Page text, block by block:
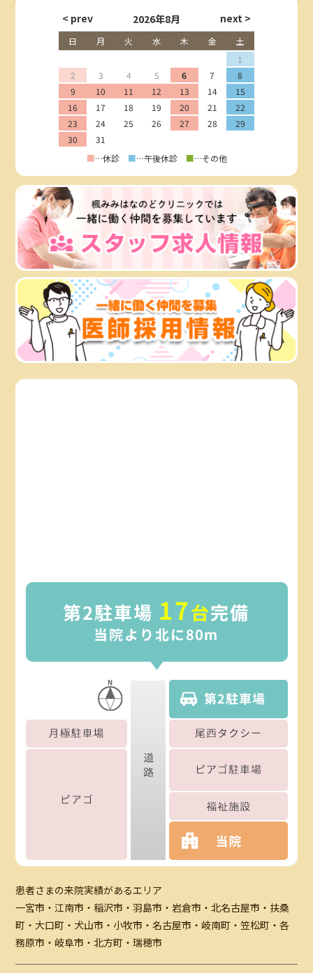
2026年8月
日 月 火 水 木 金
土
1
2
3 4 5 6 7
8
9
10 11 12 13 14
15
16
17 18 19 20 21
22
23
24 25 26 27 28
29
30
31
■…休診 ■…午後休診 ■…その他
患者さまの来院実績があるエリア
一宮市・江南市・稲沢市・羽島市・岩倉市・北名古屋市・扶桑
町・大口町・犬山市・小牧市・名古屋市・岐南町・笠松町・各
務原市・岐阜市・北方町・瑞穂市